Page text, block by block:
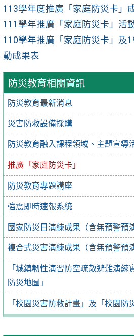
防災教育相關資訊
防災教育最新消息
災害防救設備採購
防災教育融入課程領域、主題宣導
推廣「家庭防災卡」
防災教育專題講座
強震即時速報系統
國家防災日演練成果（含無預警預
複合式災害演練成果（含無預警預
「城鎮韌性演習防空疏散避難演
防災地圖」
「校園災害防救計畫」及「校園防
113學年度推廣「家庭防災卡」
111學年推廣「家庭防災卡」活
110學年推廣「家庭防災卡」及
動成果表